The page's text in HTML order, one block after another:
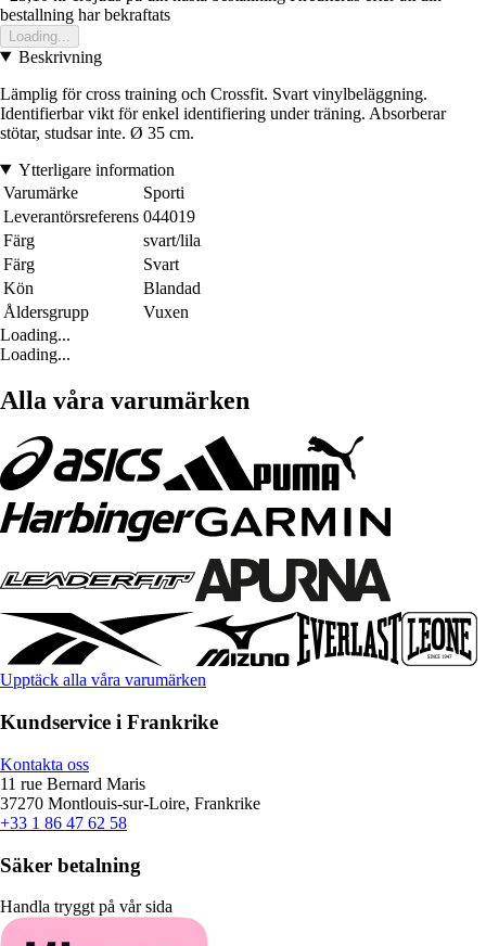
bestallning har bekraftats
Loading...
Beskrivning
Lämplig för cross training och Crossfit. Svart vinylbeläggning.
Identifierbar vikt för enkel identifiering under träning. Absorberar
stötar, studsar inte. Ø 35 cm.
Ytterligare information
Varumärke
Sporti
Leverantörsreferens 044019
Färg
svart/lila
Färg
Svart
Kön
Blandad
Åldersgrupp
Vuxen
Loading...
Loading...
Alla våra varumärken
Upptäck alla våra varumärken
Kundservice i Frankrike
Kontakta oss
11 rue Bernard Maris
37270 Montlouis-sur-Loire, Frankrike
+33 1 86 47 62 58
Säker betalning
Handla tryggt på vår sida